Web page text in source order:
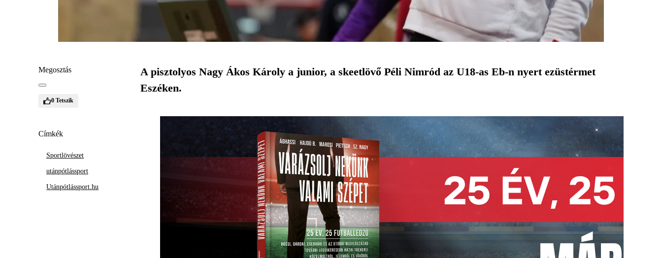
Megosztás
0 Tetszik
Címkék
Sportlövészet
utánpótlássport
Utánpótlássport.hu
A pisztolyos Nagy Ákos Károly a junior, a skeetlövő Péli Nimród az U18-as Eb-n nyert ezüstérmet
Eszéken.